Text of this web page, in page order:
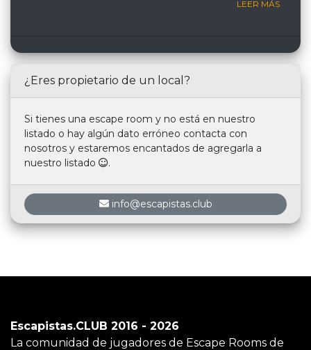
LEER MÁS
¿Eres propietario de un local?
Si tienes una escape room y no está en nuestro
listado o hay algún dato erróneo contacta con
nosotros y estaremos encantados de agregarla a
nuestro listado
.
info@escapistas.club
Escapistas.CLUB 2016 - 2026
La comunidad de jugadores de Escape Rooms de